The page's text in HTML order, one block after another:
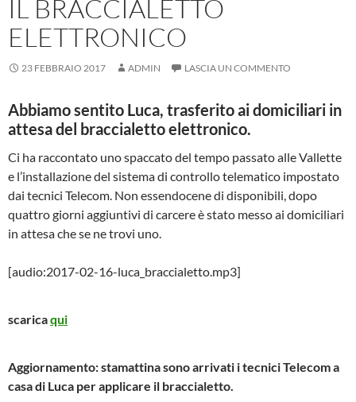
IL BRACCIALETTO
ELETTRONICO
23 FEBBRAIO 2017 ADMIN LASCIA UN COMMENTO
Abbiamo sentito Luca, trasferito ai domiciliari in
attesa del braccialetto elettronico.
Ci ha raccontato uno spaccato del tempo passato alle Vallette
e l’installazione del sistema di controllo telematico impostato
dai tecnici Telecom. Non essendocene di disponibili, dopo
quattro giorni aggiuntivi di carcere è stato messo ai domiciliari
in attesa che se ne trovi uno.
[audio:2017-02-16-luca_braccialetto.mp3]
scaricaqui
Aggiornamento: stamattina sono arrivati i tecnici Telecom a
casa di Luca per applicare il braccialetto.